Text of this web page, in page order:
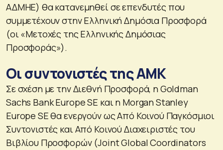
ΑΔΜΗΕ) θα κατανεμηθεί σε επενδυτές που
συμμετέχουν στην Ελληνική Δημόσια Προσφορά
(οι «Μετοχές της Ελληνικής Δημόσιας
Προσφοράς»).
Οι συντονιστές της ΑΜΚ
Σε σχέση με την Διεθνή Προσφορά, η Goldman
Sachs Bank Europe SE και η Morgan Stanley
Europe SE θα ενεργούν ως Από Κοινού Παγκόσμιοι
Συντονιστές και Aπό Κοινού Διαχειριστές του
Βιβλίου Προσφορών (Joint Global Coordinators